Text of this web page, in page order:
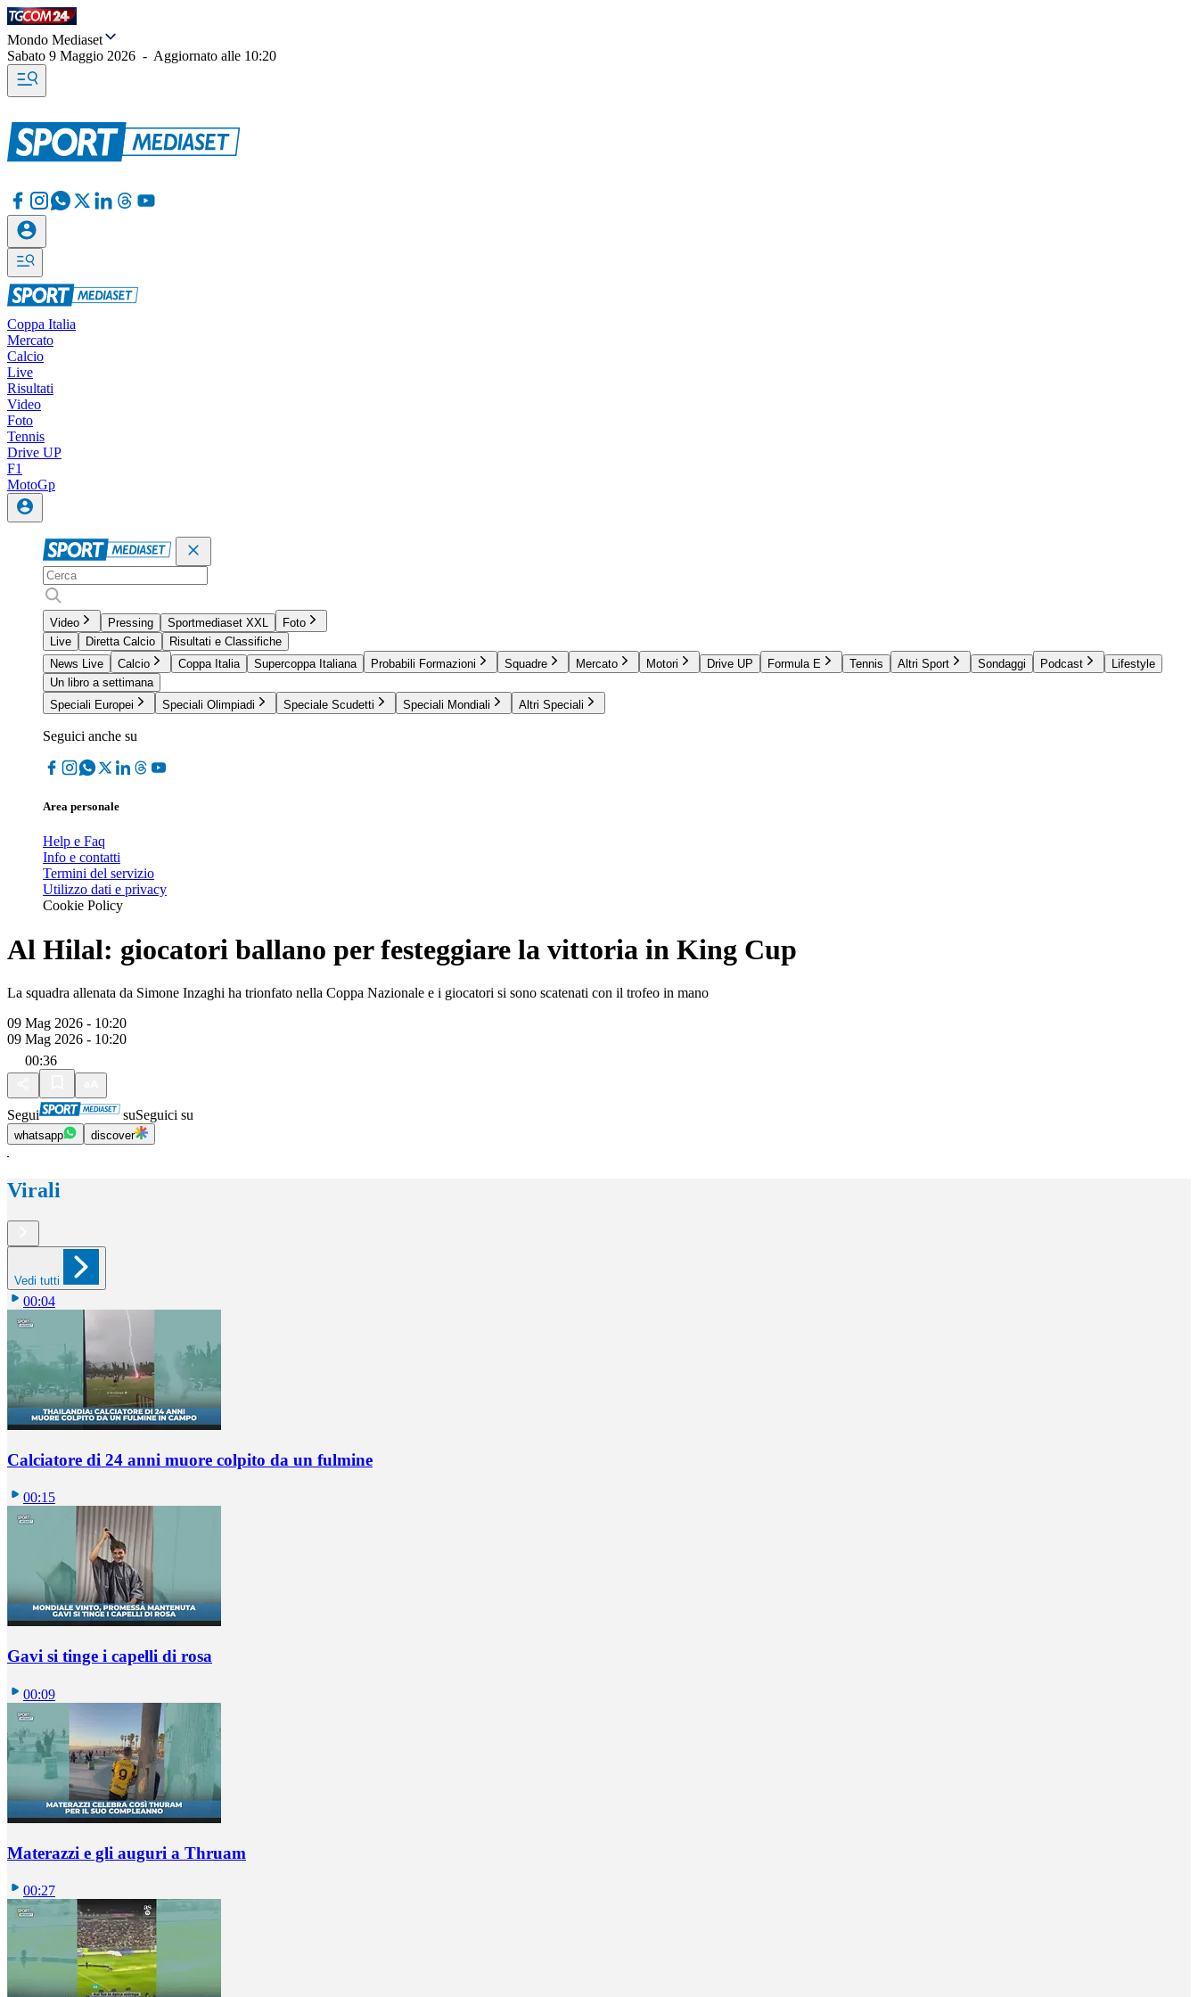
Mondo Mediaset
Sabato 9 Maggio 2026 - Aggiornato alle 10:20
Coppa Italia
Mercato
Calcio
Live
Risultati
Video
Foto
Tennis
Drive UP
F1
MotoGp
Video Pressing Sportmediaset XXL
Foto
Live
Diretta Calcio
Risultati e Classifiche
News Live
Calcio Coppa Italia Supercoppa Italiana Probabili Formazioni Squadre Mercato Motori Drive UP Formula E Tennis Altri Sport Sondaggi Podcast
Lifestyle
Un libro a settimana
Speciali Europei
Speciali Olimpiadi Speciale Scudetti Speciali Mondiali Altri Speciali
Seguici anche su
Area personale
Help e Faq
Info e contatti
Termini del servizio
Utilizzo dati e privacy
Cookie Policy
Al Hilal: giocatori ballano per festeggiare la vittoria in King Cup
La squadra allenata da Simone Inzaghi ha trionfato nella Coppa Nazionale e i giocatori si sono scatenati con il trofeo in mano
09 Mag 2026 - 10:20
09 Mag 2026 - 10:20
00:36
Segui suSeguici su
whatsapp discover
Virali
Vedi tutti
00:04
Calciatore di 24 anni muore colpito da un fulmine
00:15
Gavi si tinge i capelli di rosa
00:09
Materazzi e gli auguri a Thruam
00:27